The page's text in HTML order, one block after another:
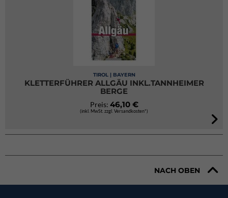
TIROL | BAYERN
KLETTERFÜHRER ALLGÄU INKL.TANNHEIMER
BERGE
Preis: 46,10 €
(inkl. MwSt. zzgl. Versandkosten*)
NACH OBEN